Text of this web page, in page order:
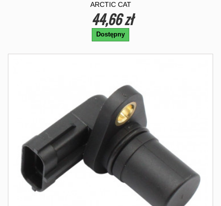
ARCTIC CAT
44,66 zł
Dostępny